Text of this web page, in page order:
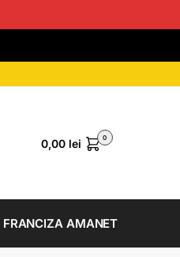
0,00 lei 0
FRANCIZA AMANET